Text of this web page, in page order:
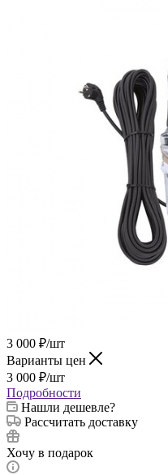
3 000 ₽/шт
Варианты цен
3 000 ₽/шт
Подробности
Нашли дешевле?
Рассчитать доставку
Хочу в подарок